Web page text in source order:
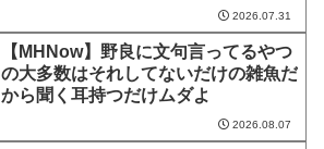
2026.07.31
【MHNow】野良に文句言ってるやつ
の大多数はそれしてないだけの雑魚だ
から聞く耳持つだけムダよ
2026.08.07